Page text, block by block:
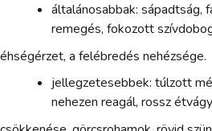
általánosabbak: sápadtság,
remegés, fokozott
éhségérzet, a felébredés nehézsége.
jellegzetesebbek: túlzott
nehezen reagál, rossz